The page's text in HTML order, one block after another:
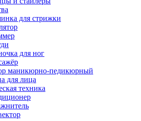
для стрижки
для ног
маникюрно-педикюрный
для лица
техника